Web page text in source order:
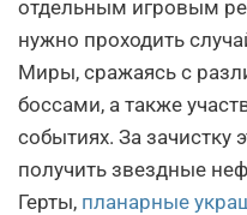
отдельным игровым
нужно проходить
Миры, сражаясь с
боссами, а также
событиях. За
получить звездные
Герты, планарные